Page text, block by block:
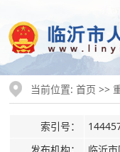
当前位置:首页 >>
索引号：